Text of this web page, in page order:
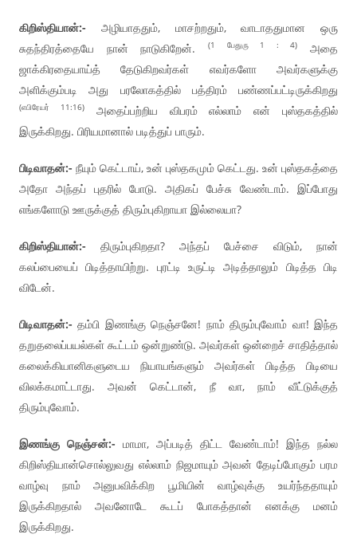
கிறிஸ்தியான்:- அழியாததும், மாசற்றதும், வாடாததுமான ஒரு
சுதந்திரத்தையே நான் நாடுகிறேன்.
(1 பேதுரு 1 : 4)
அதை
ஜாக்கிரதையாய்த் தேடுகிறவர்கள் எவர்களோ அவர்களுக்கு
அளிக்கும்படி அது பரலோகத்தில் பத்திரம் பண்ணப்பட்டிருக்கிறது
(எபிரேயர் 11:16)அதைப்பற்றிய விபரம் எல்லாம் என் புஸ்தகத்தில்
இருக்கிறது. பிரியமானால் படித்துப் பாரும்.
பிடிவாதன்:- நீயும் கெட்டாய், உன் புஸ்தகமும் கெட்டது. உன் புஸ்தகத்தை
அதோ அந்தப் புதரில் போடு. அதிகப் பேச்சு வேண்டாம். இப்போது
எங்களோடு ஊருக்குத் திரும்புகிறாயா இல்லையா?
கிறிஸ்தியான்:- திரும்புகிறதா? அந்தப் பேச்சை விடும், நான்
கலப்பையைப் பிடித்தாயிற்று. புரட்டி உருட்டி அடித்தாலும் பிடித்த பிடி
விடேன்.
பிடிவாதன்:- தம்பி இணங்கு நெஞ்சனே! நாம் திரும்புவோம் வா! இந்த
தறுதலைப்பயல்கள் கூட்டம் ஒன்றுண்டு. அவர்கள் ஒன்றைச் சாதித்தால்
கலைக்கியானிகளுடைய நியாயங்களும் அவர்கள் பிடித்த பிடியை
விலக்கமாட்டாது. அவன் கெட்டான், நீ வா, நாம் வீட்டுக்குத்
திரும்புவோம்.
இணங்கு நெஞ்சன்:- மாமா, அப்படித் திட்ட வேண்டாம்! இந்த நல்ல
கிறிஸ்தியான்சொல்லுவது எல்லாம் நிஜமாயும் அவன் தேடிப்போகும் பரம
வாழ்வு நாம் அனுபவிக்கிற பூமியின் வாழ்வுக்கு உயர்ந்ததாயும்
இருக்கிறதால் அவனோடே கூடப் போகத்தான் எனக்கு மனம்
இருக்கிறது.